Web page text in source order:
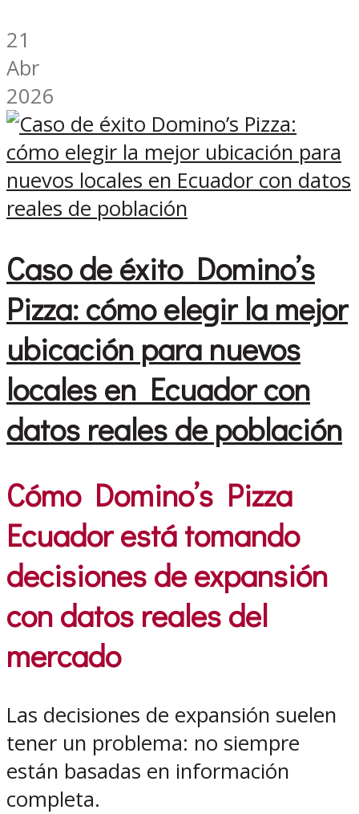
21
Abr
2026
Caso de éxito Domino’s
Pizza: cómo elegir la mejor
ubicación para nuevos
locales en Ecuador con
datos reales de población
Cómo Domino’s Pizza
Ecuador está tomando
decisiones de expansión
con datos reales del
mercado
Las decisiones de expansión suelen
tener un problema: no siempre
están basadas en información
completa.